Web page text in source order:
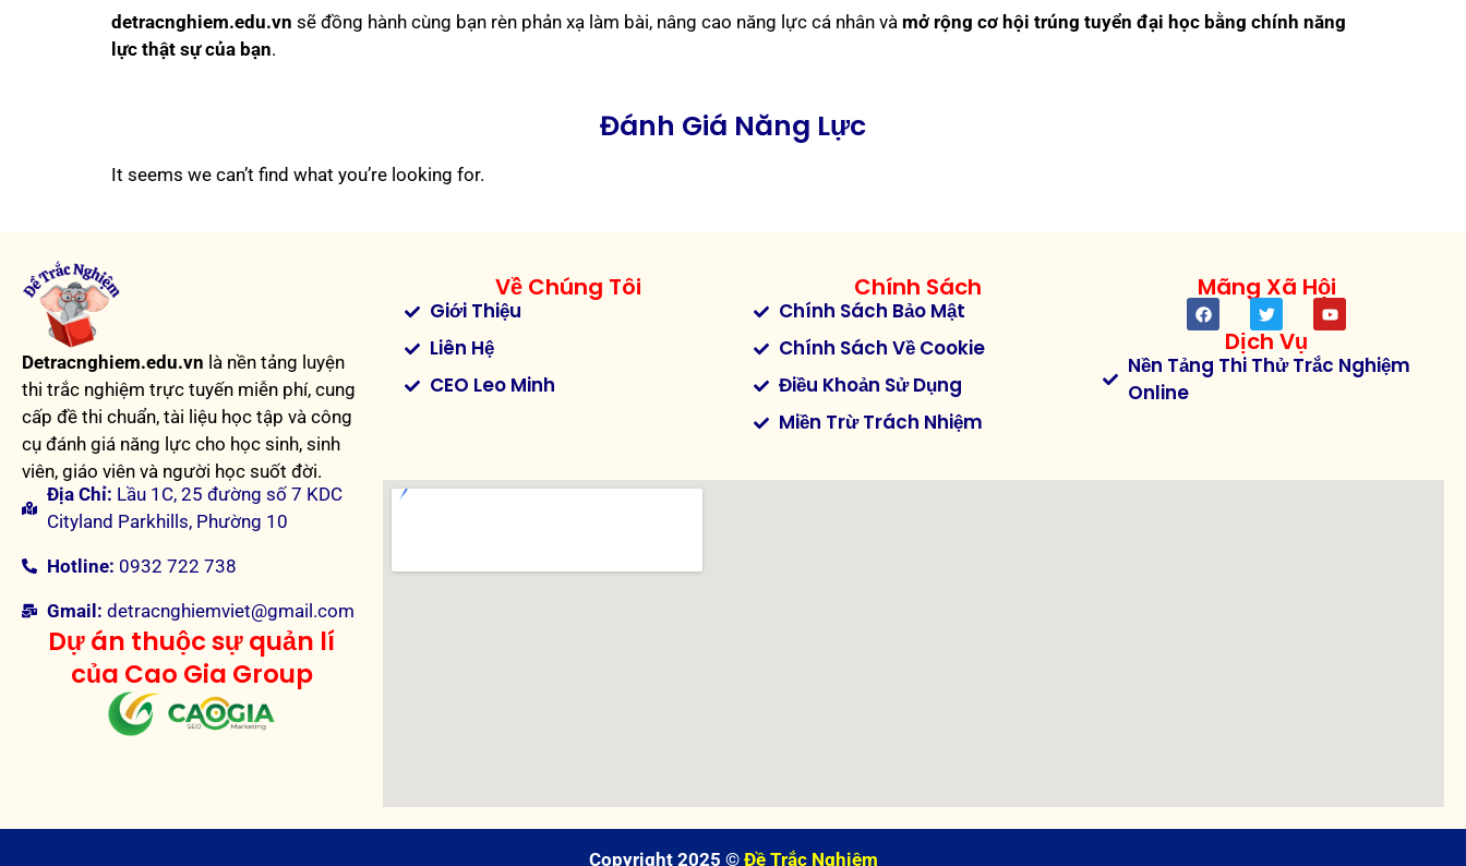
detracnghiem.edu.vn sẽ đồng hành cùng bạn rèn phản xạ làm bài, nâng cao năng lực cá nhân và mở rộng cơ hội trúng tuyển đại học bằng chính năng
lực thật sự của bạn.
Đánh Giá Năng Lực
It seems we can’t find what you’re looking for.
Detracnghiem.edu.vn là nền tảng luyện
thi trắc nghiệm trực tuyến miễn phí, cung
cấp đề thi chuẩn, tài liệu học tập và công
cụ đánh giá năng lực cho học sinh, sinh
viên, giáo viên và người học suốt đời.
Địa Chỉ: Lầu 1C, 25 đường số 7 KDC
Cityland Parkhills, Phường 10
Hotline: 0932 722 738
Gmail: detracnghiemviet@gmail.com
Dự án thuộc sự quản lí
của Cao Gia Group
Về Chúng Tôi
Giới Thiệu
Liên Hệ
CEO Leo Minh
Chính Sách
Chính Sách Bảo Mật
Chính Sách Về Cookie
Điều Khoản Sử Dụng
Miền Trừ Trách Nhiệm
Mãng Xã Hội
Dịch Vụ
Nền Tảng Thi Thử Trắc Nghiệm
Online
Copyright 2025 © Đề Trắc Nghiệm